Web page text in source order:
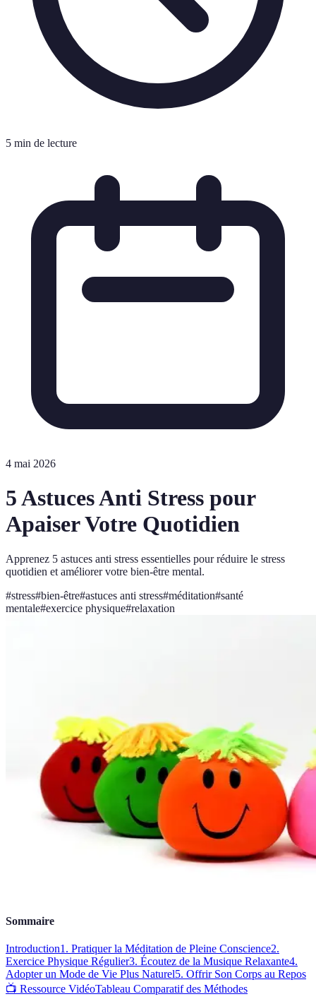
5 min de lecture
4 mai 2026
5 Astuces Anti Stress pour
Apaiser Votre Quotidien
Apprenez 5 astuces anti stress essentielles pour réduire le stress
quotidien et améliorer votre bien-être mental.
#stress#bien-être#astuces anti stress#méditation#santé
mentale#exercice physique#relaxation
Sommaire
Introduction1. Pratiquer la Méditation de Pleine Conscience2.
Exercice Physique Régulier3. Écoutez de la Musique Relaxante4.
Adopter un Mode de Vie Plus Naturel5. Offrir Son Corps au Repos
📺 Ressource VidéoTableau Comparatif des Méthodes